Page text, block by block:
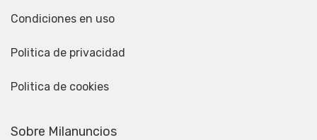
Condiciones en uso
Politica de privacidad
Politica de cookies
Sobre Milanuncios